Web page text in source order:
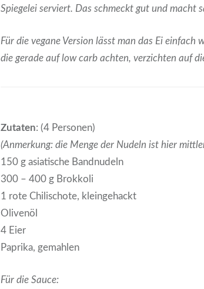
Spiegelei serviert. Das schmeckt gut und macht
Für die vegane Version lässt man das Ei einfach
die gerade auf low carb achten, verzichten auf
Zutaten: (4 Personen)
(Anmerkung: die Menge der Nudeln ist hier
150 g asiatische Bandnudeln
300 – 400 g Brokkoli
1 rote Chilischote, kleingehackt
Olivenöl
4 Eier
Paprika, gemahlen
Für die Sauce: